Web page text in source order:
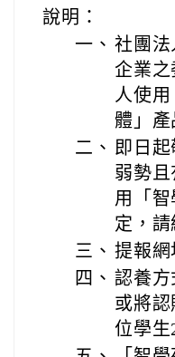
說明：
一、 社團
企業
人使
體」產
二、 即日
弱勢
用「
定，
三、 提報網
四、 認養
或將
位學生